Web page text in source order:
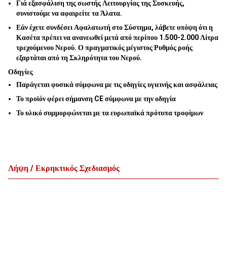
Γιά εξασφάλιση της σωστής Λειτουργίας της Συσκευής,
συνιστούμε να αφαιρείτε τα Άλατα.
Εάν έχετε συνδέσει Αφαλατωτή στο Σύστημα, λάβετε υπόψη ότι η
Κασέτα πρέπει να ανανεωθεί μετά από περίπου 1.500-2.000 Λίτρα
τρεχούμενου Νερού. Ο πραγματικός μέγιστος Ρυθμός ροής
εξαρτάται από τη Σκληρότητα του Νερού.
Οδηγίες
Παράγεται φυσικά σύμφωνα με τις οδηγίες υγιεινής και ασφάλειας
Το προϊόν φέρει σήμανση CE σύμφωνα με την οδηγία
Το υλικό συμμορφώνεται με τα ευρωπαϊκά πρότυπα τροφίμων
Λήψη / Εκρηκτικός Σχεδιασμός